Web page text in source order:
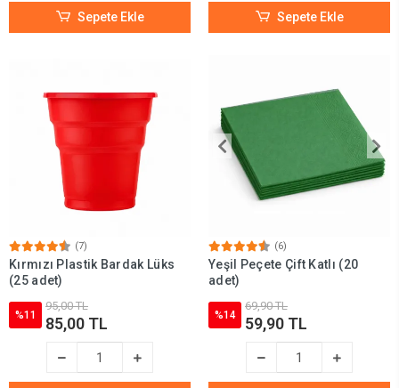
Sepete Ekle Sepete Ekle
(7)
Kırmızı Plastik Bardak Lüks
(25 adet)
%11
95,00 TL
85,00 TL
(6)
Yeşil Peçete Çift Katlı (20
adet)
%14
69,90 TL
59,90 TL